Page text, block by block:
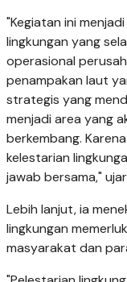
"Kegiatan ini
lingkungan yang
operasional
penampakan laut
strategis yang
menjadi area yang
berkembang.
kelestarian
jawab bersama,"
Lebih lanjut, ia
lingkungan
masyarakat dan